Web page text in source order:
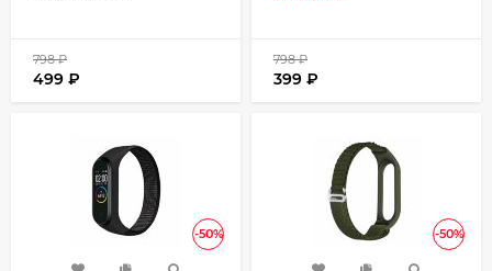
798₽
499 ₽
798₽
399 ₽
-50% -50%